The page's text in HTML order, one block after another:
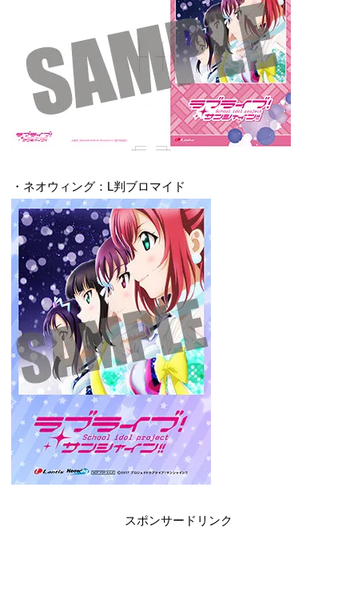
・ネオウィング：L判ブロマイド
スポンサードリンク